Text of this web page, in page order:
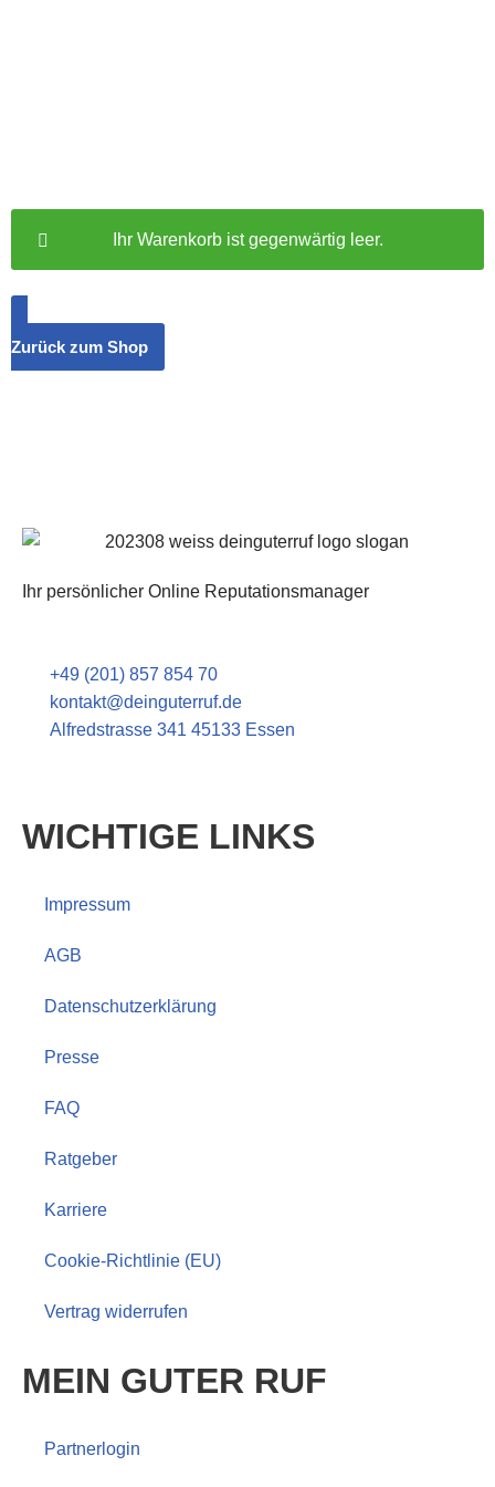
Ihr Warenkorb ist gegenwärtig leer.
Zurück zum Shop
Ihr persönlicher Online Reputationsmanager
+49 (201) 857 854 70
kontakt@deinguterruf.de
Alfredstrasse 341 45133 Essen
WICHTIGE LINKS
Impressum
AGB
Datenschutzerklärung
Presse
FAQ
Ratgeber
Karriere
Cookie-Richtlinie (EU)
Vertrag widerrufen
MEIN GUTER RUF
Partnerlogin